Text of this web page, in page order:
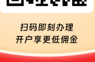
比：
更新时间 -16:05